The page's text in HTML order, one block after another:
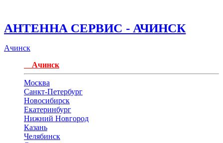
АНТЕННА СЕРВИС - АЧИНСК
Ачинск
Ачинск
Москва
Санкт-Петербург
Новосибирск
Екатеринбург
Нижний Новгород
Казань
Челябинск